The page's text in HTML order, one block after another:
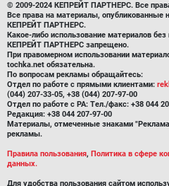
© 2009-2024 КЕПРЕЙТ ПАРТНЕРС. Все
Все права на материалы, опубликованные
КЕПРЕЙТ ПАРТНЕРС.
Какое-либо использование материалов
КЕПРЕЙТ ПАРТНЕРС запрещено.
При правомерном использовании
tochka.net обязательна.
По вопросам рекламы обращайтесь:
Отдел по работе с прямыми клиентами:
(044) 207-33-05, +38 (044) 207-97-00
Отдел по работе с РА: Тел./факс: +38 044
Редакция: +38 044 207-97-00
Материалы, отмеченные знаками
рекламы.
Правила пользования, Политика в сфере
данных.
Для удобства пользования сайтом